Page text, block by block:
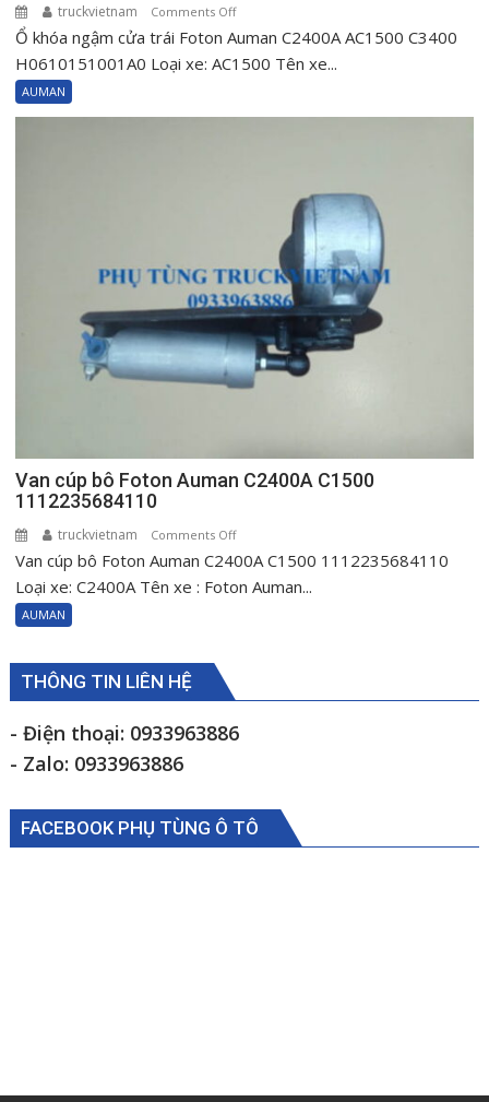
truckvietnam Comments Offon
Ổ
khóa
H0610151001A0
Ổ khóa ngậm cửa trái Foton Auman C2400A AC1500 C3400
H0610151001A0 Loại xe: AC1500 Tên xe...
AUMAN
Van cúp bô Foton Auman C2400A C1500
1112235684110
truckvietnam Comments Offon
Van
cúp
C1500
1112235684110
Van cúp bô Foton Auman C2400A C1500 1112235684110
Loại xe: C2400A Tên xe : Foton Auman...
AUMAN
THÔNG TIN LIÊN HỆ
- Điện thoại: 0933963886
- Zalo: 0933963886
FACEBOOK PHỤ TÙNG Ô TÔ